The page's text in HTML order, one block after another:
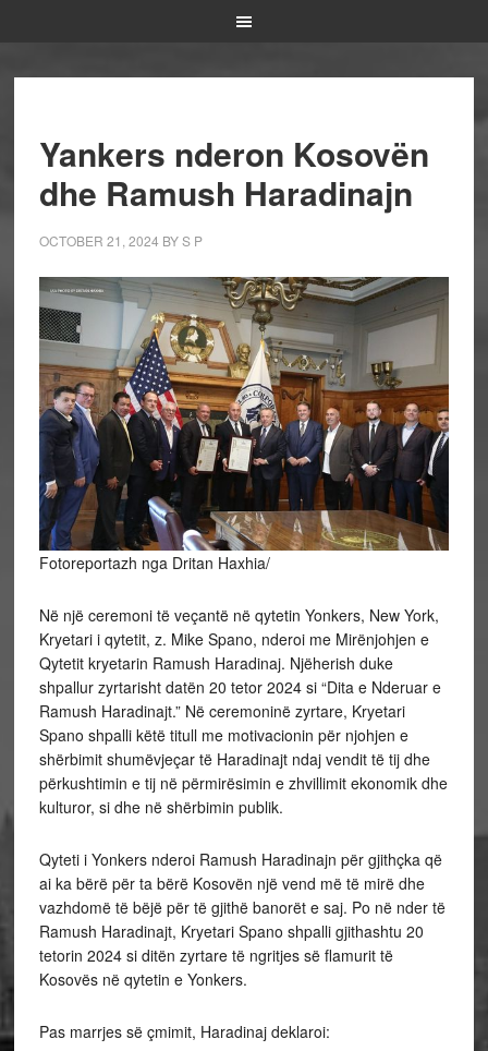
Yankers nderon Kosovën
dhe Ramush Haradinajn
OCTOBER 21, 2024 BYS P
Fotoreportazh nga Dritan Haxhia/
Në një ceremoni të veçantë në qytetin Yonkers, New York,
Kryetari i qytetit, z. Mike Spano, nderoi me Mirënjohjen e
Qytetit kryetarin Ramush Haradinaj. Njëherish duke
shpallur zyrtarisht datën 20 tetor 2024 si “Dita e Nderuar e
Ramush Haradinajt.” Në ceremoninë zyrtare, Kryetari
Spano shpalli këtë titull me motivacionin për njohjen e
shërbimit shumëvjeçar të Haradinajt ndaj vendit të tij dhe
përkushtimin e tij në përmirësimin e zhvillimit ekonomik dhe
kulturor, si dhe në shërbimin publik.
Qyteti i Yonkers nderoi Ramush Haradinajn për gjithçka që
ai ka bërë për ta bërë Kosovën një vend më të mirë dhe
vazhdomë të bëjë për të gjithë banorët e saj. Po në nder të
Ramush Haradinajt, Kryetari Spano shpalli gjithashtu 20
tetorin 2024 si ditën zyrtare të ngritjes së flamurit të
Kosovës në qytetin e Yonkers.
Pas marrjes së çmimit, Haradinaj deklaroi: